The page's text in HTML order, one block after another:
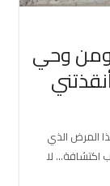
ومن وحي
المرض الذي
اكتشافة… لا